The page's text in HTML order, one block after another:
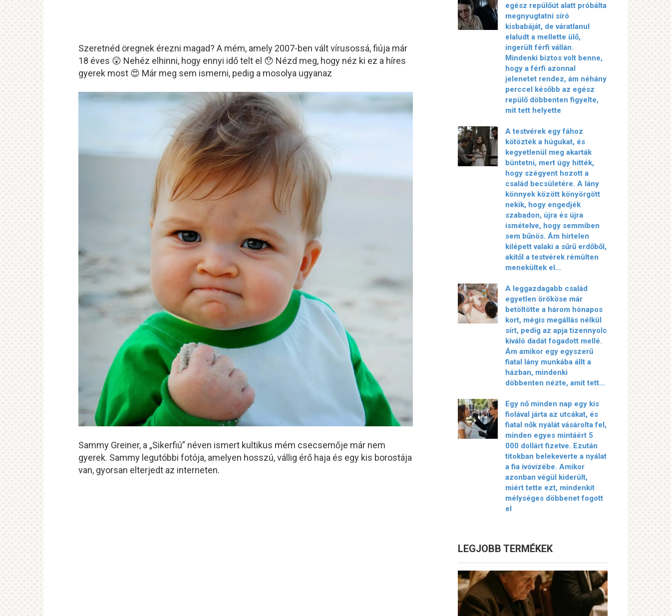
Szeretnéd öregnek érezni magad? A mém, amely 2007-ben vált vírusossá, fiúja már
18 éves 😲 Nehéz elhinni, hogy ennyi idő telt el 😯 Nézd meg, hogy néz ki ez a híres
gyerek most 😍 Már meg sem ismerni, pedig a mosolya ugyanaz
Sammy Greiner, a „Sikerfiú” néven ismert kultikus mém csecsemője már nem
gyerek. Sammy legutóbbi fotója, amelyen hosszú, vállig érő haja és egy kis borostája
van, gyorsan elterjedt az interneten.
egész repülőút alatt próbálta
megnyugtatni síró
kisbabáját, de váratlanul
elaludt a mellette ülő,
ingerült férfi vállán.
Mindenki biztos volt benne,
hogy a férfi azonnal
jelenetet rendez, ám néhány
perccel később az egész
repülő döbbenten figyelte,
mit tett helyette
A testvérek egy fához
kötözték a húgukat, és
kegyetlenül meg akarták
büntetni, mert úgy hitték,
hogy szégyent hozott a
család becsületére. A lány
könnyek között könyörgött
nekik, hogy engedjék
szabadon, újra és újra
ismételve, hogy semmiben
sem bűnös. Ám hirtelen
kilépett valaki a sűrű erdőből,
akitől a testvérek rémülten
menekültek el…
A leggazdagabb család
egyetlen örököse már
betöltötte a három hónapos
kort, mégis megállás nélkül
sírt, pedig az apja tizennyolc
kiváló dadát fogadott mellé.
Ám amikor egy egyszerű
fiatal lány munkába állt a
házban, mindenki
döbbenten nézte, amit tett…
Egy nő minden nap egy kis
fiolával járta az utcákat, és
fiatal nők nyálát vásárolta fel,
minden egyes mintáért 5
000 dollárt fizetve. Ezután
titokban belekeverte a nyálat
a fia ivóvizébe. Amikor
azonban végül kiderült,
miért tette ezt, mindenkit
mélységes döbbenet fogott
el
LEGJOBB TERMÉKEK